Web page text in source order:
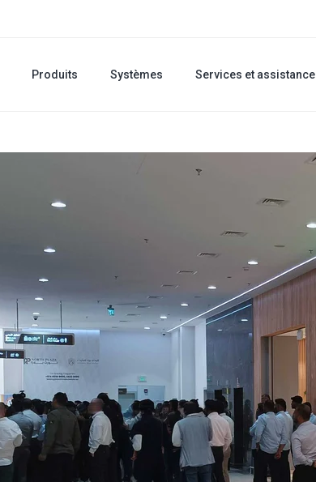
Produits Systèmes Services et assistance